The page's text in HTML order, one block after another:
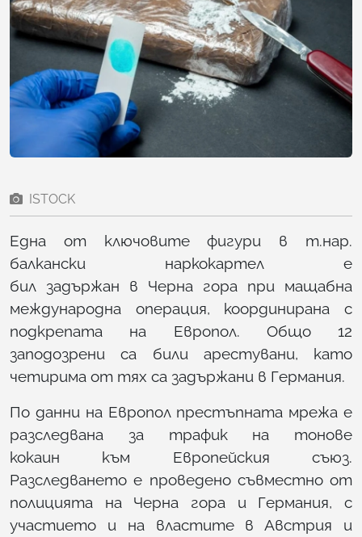
ISTOCK
Една от ключовите фигури в т.нар.
балкански наркокартел е
бил задържан в Черна гора при мащабна
международна операция, координирана с
подкрепата на Европол. Общо 12
заподозрени са били арестувани, като
четирима от тях са задържани в Германия.
По данни на Европол престъпната мрежа е
разследвана за трафик на тонове
кокаин към Европейския съюз.
Разследването е проведено съвместно от
полицията на Черна гора и Германия, с
участието и на властите в Австрия и